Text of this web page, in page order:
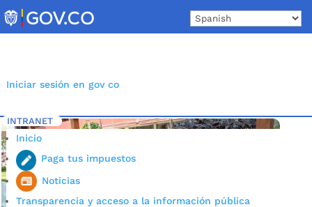
to
content
Iniciar sesión en gov co
INTRANET
Inicio
Paga tus impuestos
Noticias
Transparencia y acceso a la información pública
Inicio 5 Etiqueta: colegio Politécnico robótica